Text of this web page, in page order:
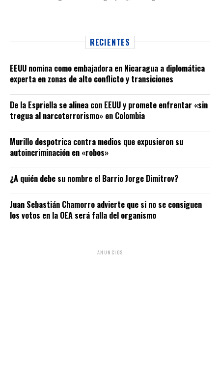
RECIENTES
EEUU nomina como embajadora en Nicaragua a diplomática
experta en zonas de alto conflicto y transiciones
De la Espriella se alinea con EEUU y promete enfrentar «sin
tregua al narcoterrorismo» en Colombia
Murillo despotrica contra medios que expusieron su
autoincriminación en «robos»
¿A quién debe su nombre el Barrio Jorge Dimitrov?
Juan Sebastián Chamorro advierte que si no se consiguen
los votos en la OEA será falla del organismo
ANUNCIOS